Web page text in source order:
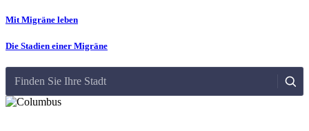
Mit Migräne leben
Die Stadien einer Migräne
Finden Sie Ihre Stadt